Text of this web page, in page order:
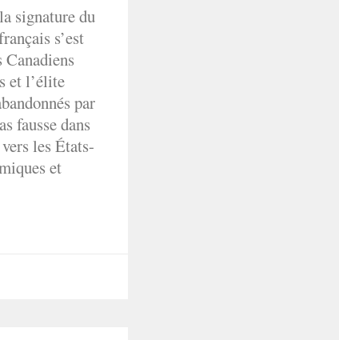
signature du
s’est
Canadiens
et l’élite
par
fausse dans
les États-
et